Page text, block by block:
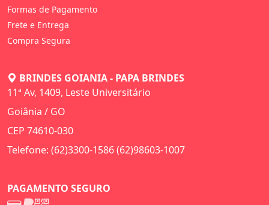
Formas de Pagamento
Frete e Entrega
Compra Segura
BRINDES GOIANIA - PAPA BRINDES
11ª Av, 1409, Leste Universitário
Goiânia / GO
CEP 74610-030
Telefone: (62)3300-1586 (62)98603-1007
PAGAMENTO SEGURO